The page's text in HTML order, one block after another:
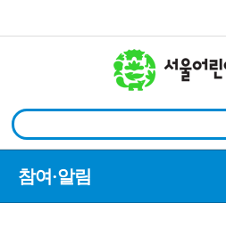
참여·알림